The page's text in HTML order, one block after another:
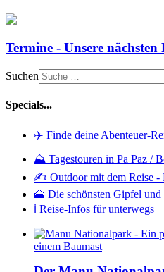
Termine - Unsere
Suchen
Specials...
✈️ Finde deine Abenteuer-
⛰️ Tagestouren in Pa Paz /
✍️ Outdoor mit dem Reise -
🗻 Die schönsten Gipfel und
ℹ️ Reise-Infos für unterwegs